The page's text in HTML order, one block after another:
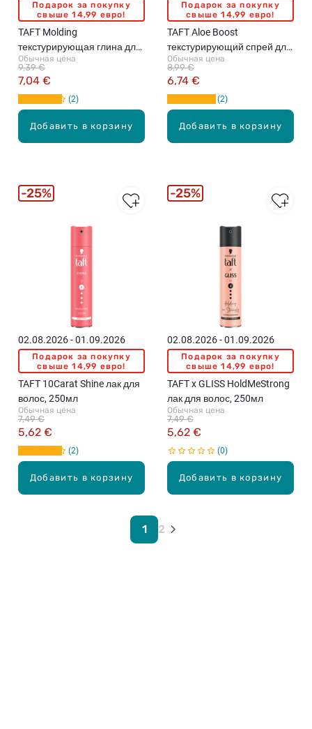
Добавить в корзину
Подарок за покупку
свыше 14,99 евро!
TAFT Molding
текстурирующая глина для
волос, 75мл
Обычная цена
7,04 €
9,39 €
2
Добавить в корзину
Подарок за покупку
свыше 14,99 евро!
TAFT Aloe Boost
текстурирующий спрей для
волос, 150мл
Обычная цена
6,74 €
8,99 €
2
Добавить в корзину
02.08.2026 - 01.09.2026
Подарок за покупку
свыше 14,99 евро!
TAFT 10Carat Shine лак для
волос, 250мл
Обычная цена
5,62 €
7,49 €
2
25%
Добавить в корзину
02.08.2026 - 01.09.2026
Подарок за покупку
свыше 14,99 евро!
TAFT x GLISS HoldMeStrong
лак для волос, 250мл
Обычная цена
5,62 €
7,49 €
0
25%
1 2